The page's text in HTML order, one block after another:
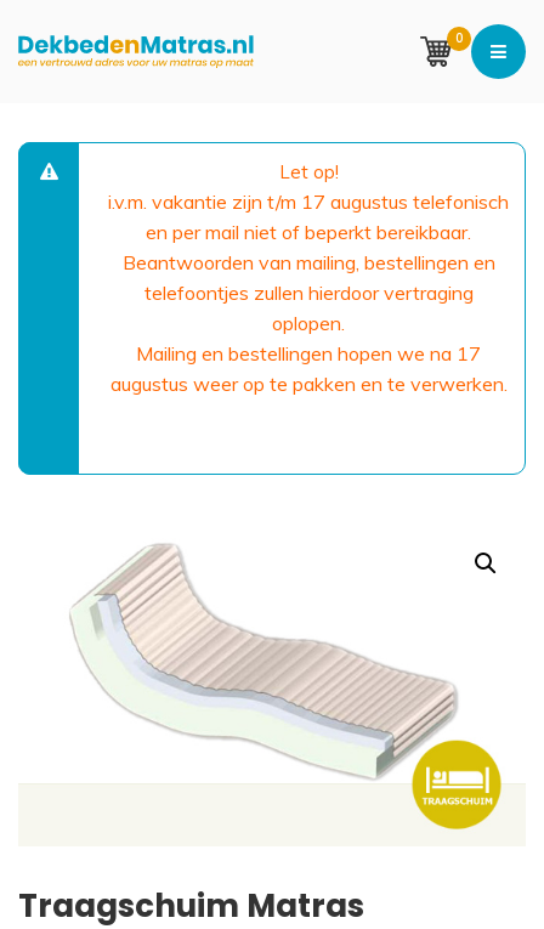
0
Let op!
i.v.m. vakantie zijn t/m 17 augustus telefonisch
en per mail niet of beperkt bereikbaar.
Beantwoorden van mailing, bestellingen en
telefoontjes zullen hierdoor vertraging
oplopen.
Mailing en bestellingen hopen we na 17
augustus weer op te pakken en te verwerken.
Traagschuim Matras